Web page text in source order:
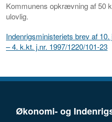
Kommunens opkrævning af 50
ulovlig.
Indenrigsministeriets brev af
– 4. k.kt. j.nr. 1997/1220/101-23
Økonomi- og